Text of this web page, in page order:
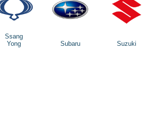
Ssang
Yong
Subaru Suzuki